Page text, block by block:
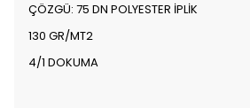
ÇÖZGÜ: 75 DN POLYESTER İPLİK
130 GR/MT2
4/1 DOKUMA